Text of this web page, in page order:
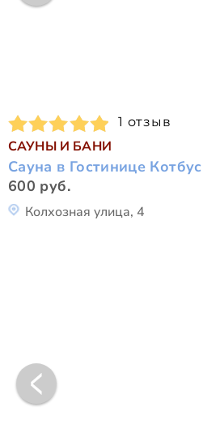
1 отзыв
САУНЫ И БАНИ
Сауна в Гостинице Котбус
600 руб.
Колхозная улица, 4